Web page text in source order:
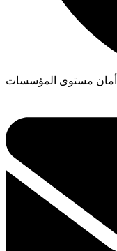
أمان مستوى المؤسسات